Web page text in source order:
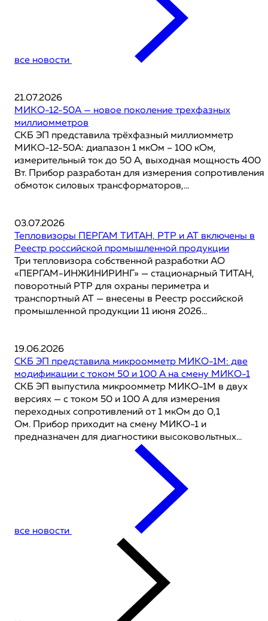
все новости
21.07.2026
МИКО-12-50А — новое поколение трехфазных
миллиомметров
СКБ ЭП представила трёхфазный миллиомметр
МИКО-12-50А: диапазон 1 мкОм – 100 кОм,
измерительный ток до 50 А, выходная мощность 400
Вт. Прибор разработан для измерения сопротивления
обмоток силовых трансформаторов,...
03.07.2026
Тепловизоры ПЕРГАМ ТИТАН, РТР и АТ включены в
Реестр российской промышленной продукции
Три тепловизора собственной разработки АО
«ПЕРГАМ-ИНЖИНИРИНГ» — стационарный ТИТАН,
поворотный РТР для охраны периметра и
транспортный АТ — внесены в Реестр российской
промышленной продукции 11 июня 2026...
19.06.2026
СКБ ЭП представила микроомметр МИКО-1М: две
модификации с током 50 и 100 А на смену МИКО-1
СКБ ЭП выпустила микроомметр МИКО-1М в двух
версиях — с током 50 и 100 А для измерения
переходных сопротивлений от 1 мкОм до 0,1
Ом. Прибор приходит на смену МИКО-1 и
предназначен для диагностики высоковольтных...
все новости